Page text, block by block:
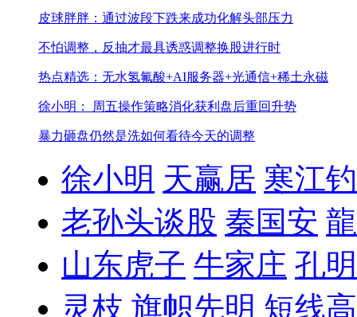
皮球胖胖：通过波段下跌来成功化解头部压力
不怕调整，反抽才最具诱惑调整换股进行时
热点精选：无水氢氟酸+AI服务器+光通信+稀土永磁
徐小明： 周五操作策略消化获利盘后重回升势
暴力砸盘仍然是洗如何看待今天的调整
徐小明 天赢居 寒江
老孙头谈股 秦国安
山东虎子 牛家庄 孔
灵枝 旗帜先明 短线